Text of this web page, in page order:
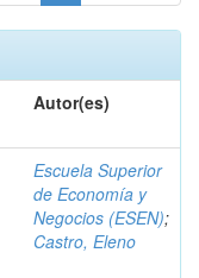
Autor(es)
Escuela Superior
de Economía y
Negocios (ESEN);
Castro, Eleno